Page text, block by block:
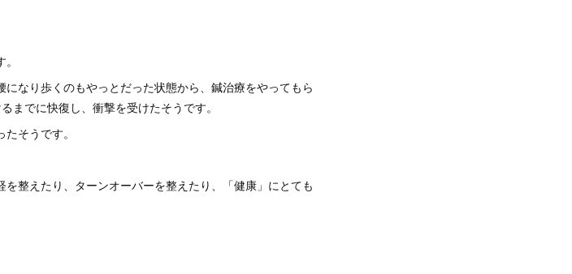
なり歩くのもやっとだった状態から、鍼治療をやってもら
までに快復し、衝撃を受けたそうです。
そうです。
整えたり、ターンオーバーを整えたり、「健康」にとても